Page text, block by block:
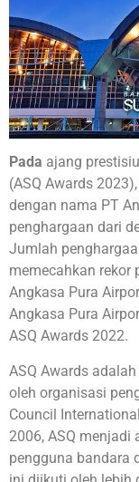
Pada ajang
(ASQ Awards 2023),
dengan nama PT
penghargaan dari
Jumlah
memecahkan rekor
Angkasa Pura
Angkasa Pura
ASQ Awards 2022.
ASQ Awards
oleh organisasi
Council
2006, ASQ menjadi
pengguna bandara